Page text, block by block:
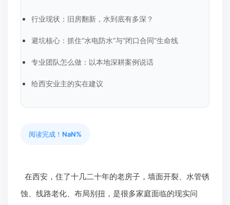
行业现状：旧房翻新，水到底有多深？
避坑核心：抓住“水电防水”与“闭口合同”生命线
专业团队怎么做：以本地深耕案例说话
给西安业主的实在建议
阅读完成！ NaN%
在西安，住了十几二十年的老房子，墙面开裂、水管锈
蚀、线路老化、布局别扭，是很多家庭面临的现实问